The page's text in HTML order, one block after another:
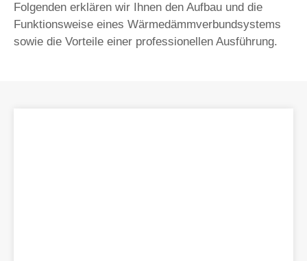
Folgenden erklären wir Ihnen den Aufbau und die
Funktionsweise eines Wärmedämmverbundsystems
sowie die Vorteile einer professionellen Ausführung.